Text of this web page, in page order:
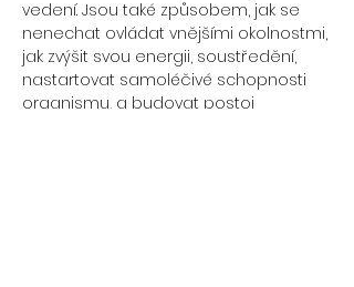
vedení. Jsou také způsobem, jak se
nenechat ovládat vnějšími okolnostmi,
jak zvýšit svou energii, soustředění,
nastartovat samoléčivé schopnosti
organismu, a budovat postoj